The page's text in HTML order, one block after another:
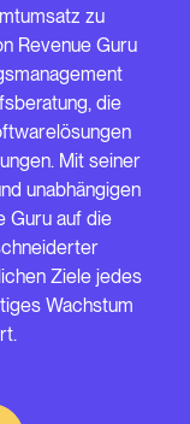
zu
Revenue Guru
die
Mit seiner
unabhängigen
Guru auf die
Ziele jedes
Wachstum